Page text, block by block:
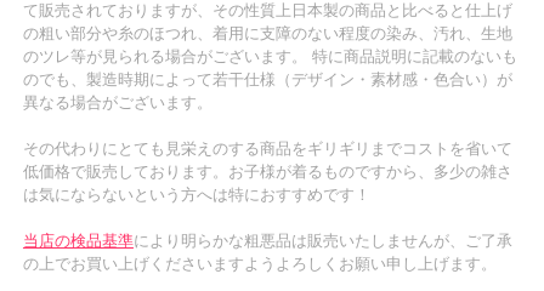
て販売されておりますが、その性質上日本製の商品と比べると仕上げ
の粗い部分や糸のほつれ、着用に支障のない程度の染み、汚れ、生地
のツレ等が見られる場合がございます。 特に商品説明に記載のないも
のでも、製造時期によって若干仕様（デザイン・素材感・色合い）が
異なる場合がございます。
その代わりにとても見栄えのする商品をギリギリまでコストを省いて
低価格で販売しております。お子様が着るものですから、多少の雑さ
は気にならないという方へは特におすすめです！
当店の検品基準により明らかな粗悪品は販売いたしませんが、ご了承
の上でお買い上げくださいますようよろしくお願い申し上げます。